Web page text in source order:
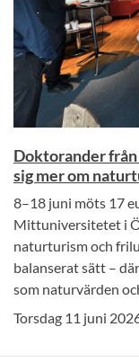
Doktorander
sig mer om
8–18 juni möts 17
Mittuniversitetet i
naturturism och
balanserat sätt –
som naturvärden
Torsdag 11 juni